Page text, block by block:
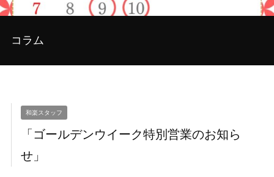
コラム
和楽スタッフ
「ゴールデンウイーク特別営業のお知ら
せ」